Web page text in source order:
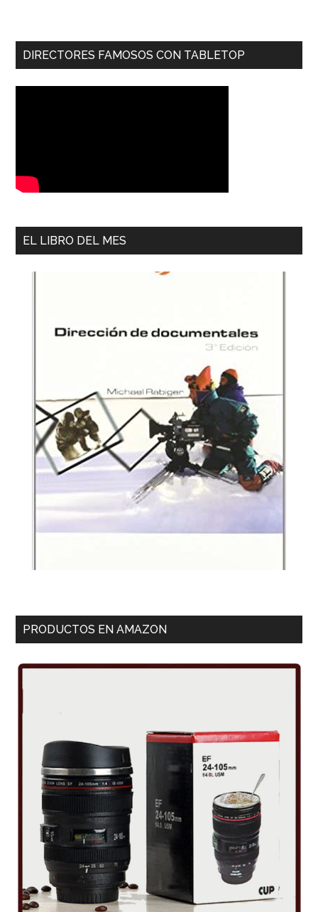
DIRECTORES FAMOSOS CON TABLETOP
EL LIBRO DEL MES
PRODUCTOS EN AMAZON